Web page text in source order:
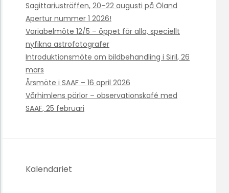
Sagittariusträffen, 20–22 augusti på Öland
Apertur nummer 1 2026!
Variabelmöte 12/5 – öppet för alla, speciellt
nyfikna astrofotografer
Introduktionsmöte om bildbehandling i Siril, 26
mars
Årsmöte i SAAF – 16 april 2026
Vårhimlens pärlor – observationskafé med
SAAF, 25 februari
Kalendariet